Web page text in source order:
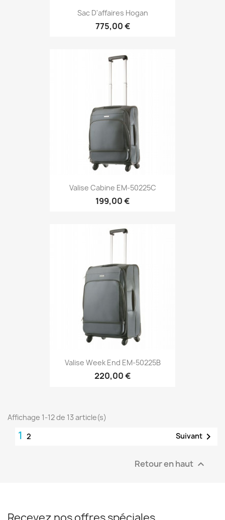
Sac D'affaires Hogan
775,00 €
Valise Cabine EM-50225C
199,00 €
Valise Week End EM-50225B
220,00 €
Affichage 1-12 de 13 article(s)
1 2 Suivant 
Retour en haut 